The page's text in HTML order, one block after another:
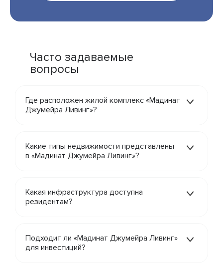
Часто задаваемые
вопросы
Где расположен жилой комплекс «Мадинат
Джумейра Ливинг»?
Какие типы недвижимости представлены
в «Мадинат Джумейра Ливинг»?
Какая инфраструктура доступна
резидентам?
Подходит ли «Мадинат Джумейра Ливинг»
для инвестиций?